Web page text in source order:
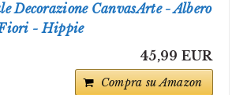
Decorazione CanvasArte - Albero
- Hippie
45,99 EUR
Compra su Amazon